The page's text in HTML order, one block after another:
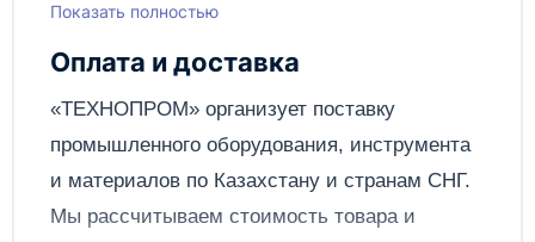
Написать отзыв
Показать полностью
Оплата и доставка
«ТЕХНОПРОМ» организует поставку
промышленного оборудования, инструмента
и материалов по Казахстану и странам СНГ.
Мы рассчитываем стоимость товара и